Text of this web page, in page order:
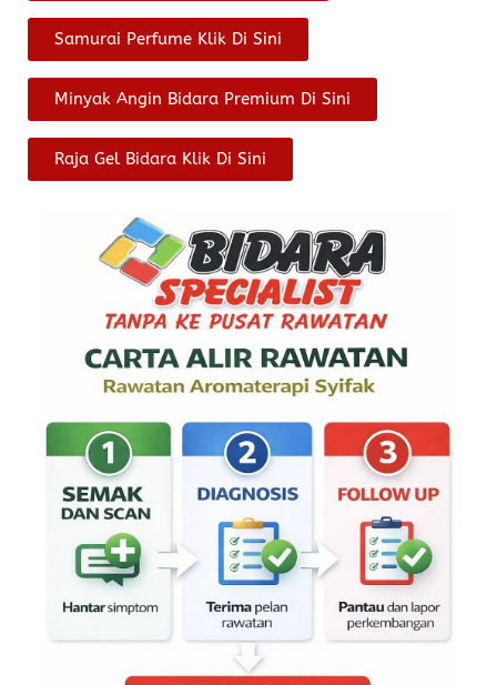
Samurai Perfume Klik Di Sini
Minyak Angin Bidara Premium Di Sini
Raja Gel Bidara Klik Di Sini